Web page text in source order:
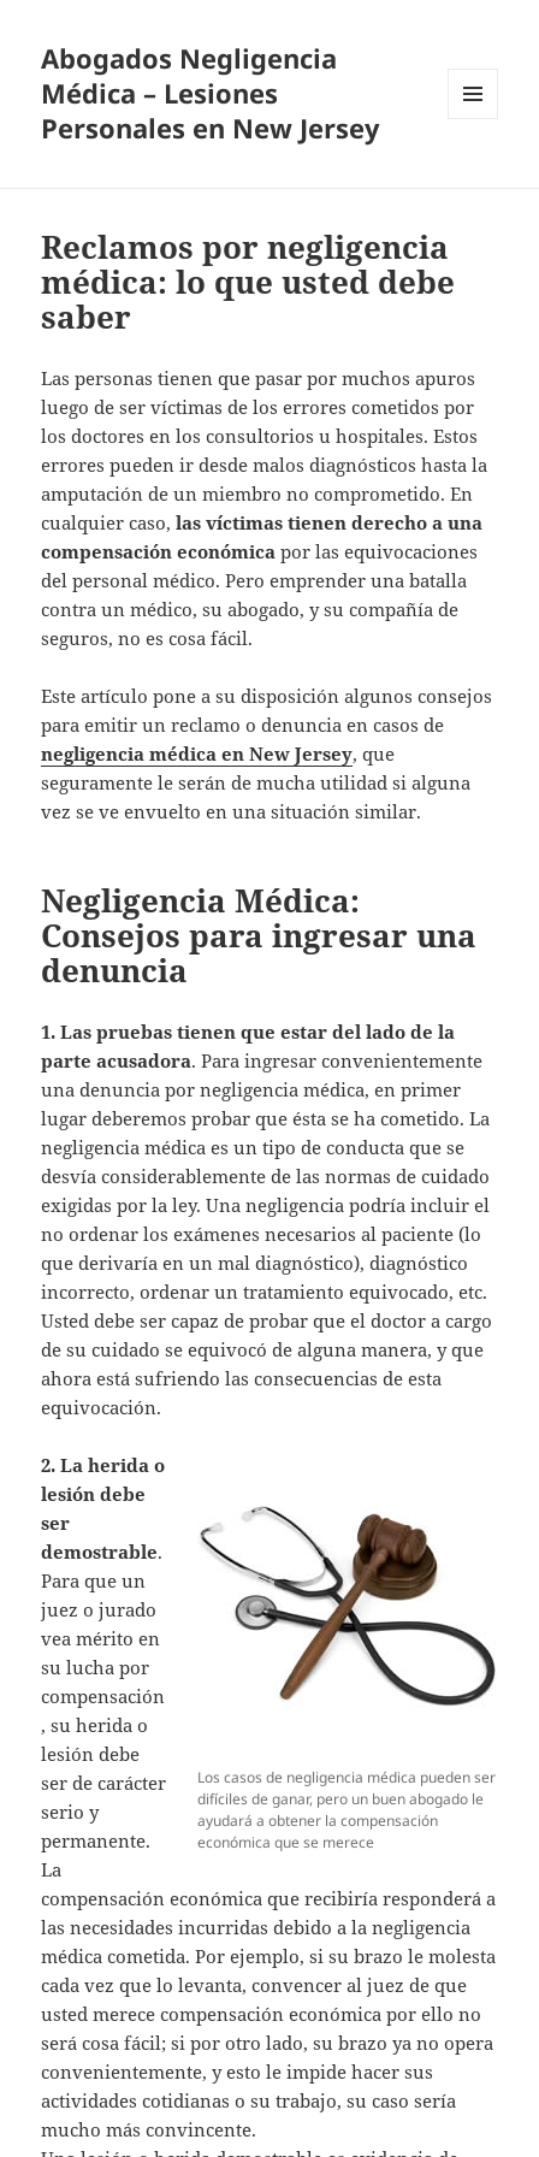
Abogados Negligencia
Médica – Lesiones
Personales en New Jersey
Reclamos por negligencia
médica: lo que usted debe
saber
Las personas tienen que pasar por muchos apuros
luego de ser víctimas de los errores cometidos por
los doctores en los consultorios u hospitales. Estos
errores pueden ir desde malos diagnósticos hasta la
amputación de un miembro no comprometido. En
cualquier caso,las víctimas tienen derecho a una
compensación económica por las equivocaciones
del personal médico. Pero emprender una batalla
contra un médico, su abogado, y su compañía de
seguros, no es cosa fácil.
Este artículo pone a su disposición algunos consejos
para emitir un reclamo o denuncia en casos de
negligencia médica en New Jersey, que
seguramente le serán de mucha utilidad si alguna
vez se ve envuelto en una situación similar.
Negligencia Médica:
Consejos para ingresar una
denuncia
1. Las pruebas tienen que estar del lado de la
parte acusadora. Para ingresar convenientemente
una denuncia por negligencia médica, en primer
lugar deberemos probar que ésta se ha cometido. La
negligencia médica es un tipo de conducta que se
desvía considerablemente de las normas de cuidado
exigidas por la ley. Una negligencia podría incluir el
no ordenar los exámenes necesarios al paciente (lo
que derivaría en un mal diagnóstico), diagnóstico
incorrecto, ordenar un tratamiento equivocado, etc.
Usted debe ser capaz de probar que el doctor a cargo
de su cuidado se equivocó de alguna manera, y que
ahora está sufriendo las consecuencias de esta
equivocación.
Los casos de negligencia médica pueden ser
difíciles de ganar, pero un buen abogado le
ayudará a obtener la compensación
económica que se merece
2. La herida o
lesión debe
ser
demostrable.
Para que un
juez o jurado
vea mérito en
su lucha por
compensación
, su herida o
lesión debe
ser de carácter
serio y
permanente.
La
compensación económica que recibiría responderá a
las necesidades incurridas debido a la negligencia
médica cometida. Por ejemplo, si su brazo le molesta
cada vez que lo levanta, convencer al juez de que
usted merece compensación económica por ello no
será cosa fácil; si por otro lado, su brazo ya no opera
convenientemente, y esto le impide hacer sus
actividades cotidianas o su trabajo, su caso sería
mucho más convincente.